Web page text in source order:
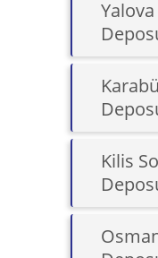
Kilis